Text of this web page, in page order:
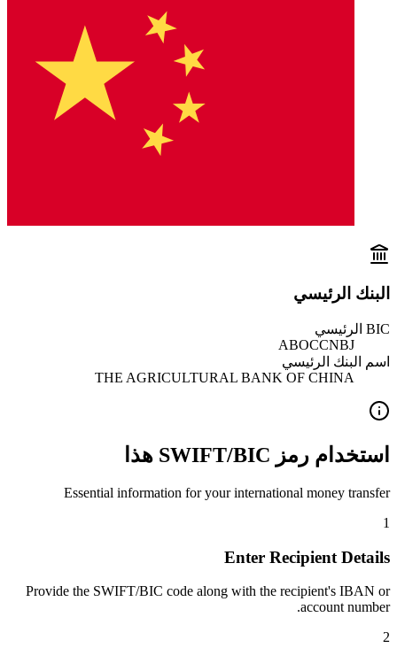
البنك الرئيسي
BIC الرئيسي
ABOCCNBJ
اسم البنك الرئيسي
THE AGRICULTURAL BANK OF CHINA
استخدام رمز SWIFT/BIC هذا
Essential information for your international money transfer
1
Enter Recipient Details
Provide the SWIFT/BIC code along with the recipient's IBAN or
account number.
2